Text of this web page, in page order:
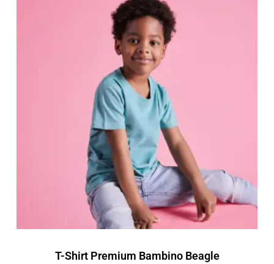
T-Shirt Premium Bambino Beagle
di
prezzo:
da
4,58 €
a